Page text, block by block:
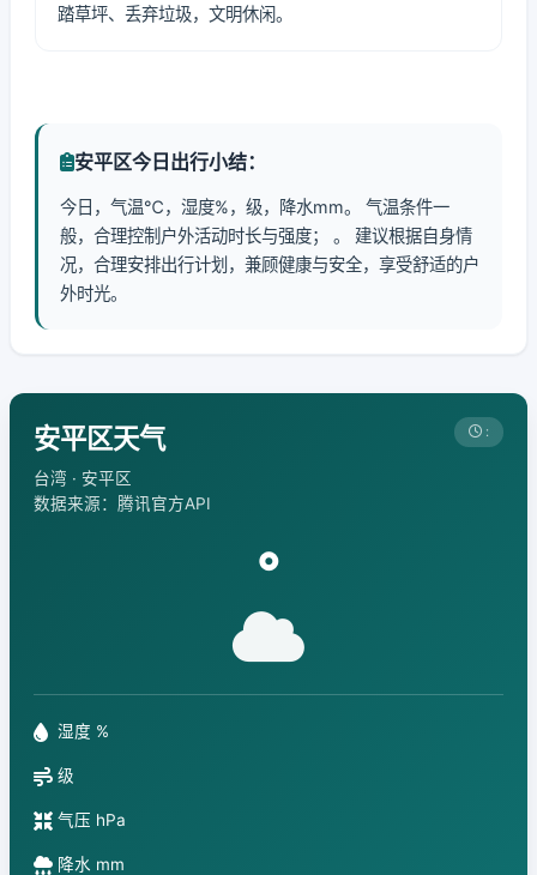
踏草坪、丢弃垃圾，文明休闲。
安平区今日出行小结：
今日，气温℃，湿度%，级，降水mm。 气温条件一
般，合理控制户外活动时长与强度； 。 建议根据自身情
况，合理安排出行计划，兼顾健康与安全，享受舒适的户
外时光。
安平区天气
台湾 · 安平区
数据来源：腾讯官方API
:
°
湿度 %
级
气压 hPa
降水 mm